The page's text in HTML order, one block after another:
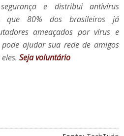
e distribui antivírus
que 80% dos brasileiros já
ameaçados por vírus e
ajudar sua rede de amigos
Seja voluntário